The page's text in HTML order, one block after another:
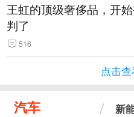
王虹的顶级奢侈品，开
判了
516
点击
汽车 新